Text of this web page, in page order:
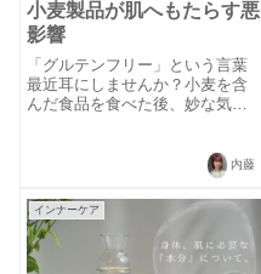
小麦製品が肌へもたらす悪
影響
「グルテンフリー」という言葉
最近耳にしませんか？小麦を含
んだ食品を食べた後、妙な気だ
の可能性大！セリアック病と
は？グルテンと呼ばれる物質に
対し異常な免疫反応が生じるこ
とで、自分自身の小...
内藤
インナーケア